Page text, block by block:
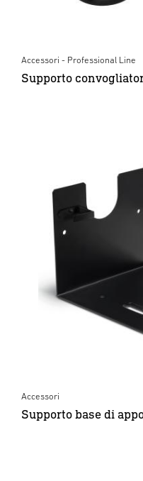
Accessori - Professional Line
Supporto
Accessori
Supporto base di